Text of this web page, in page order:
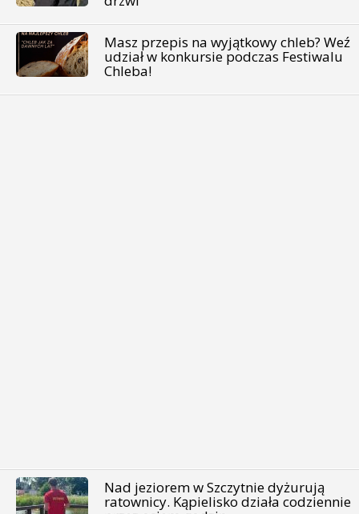
Masz przepis na wyjątkowy chleb? Weź
udział w konkursie podczas Festiwalu
Chleba!
Nad jeziorem w Szczytnie dyżurują
ratownicy. Kąpielisko działa codziennie